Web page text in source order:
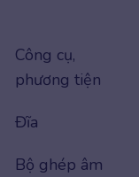
Công cụ,
phương tiện
Đĩa
Bộ ghép âm